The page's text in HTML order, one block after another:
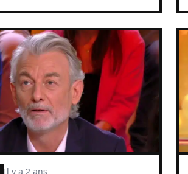
Il y a 2 ans